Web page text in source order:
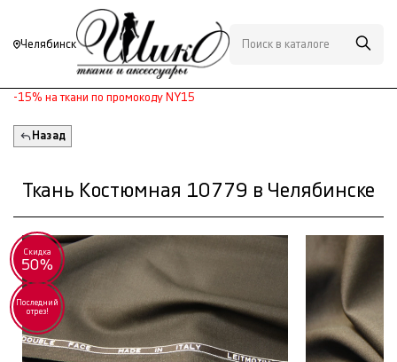
Челябинск
-15% на ткани по промокоду NY15
Назад
Ткань Костюмная 10779 в Челябинске
Скидка
50%
Последний
отрез!